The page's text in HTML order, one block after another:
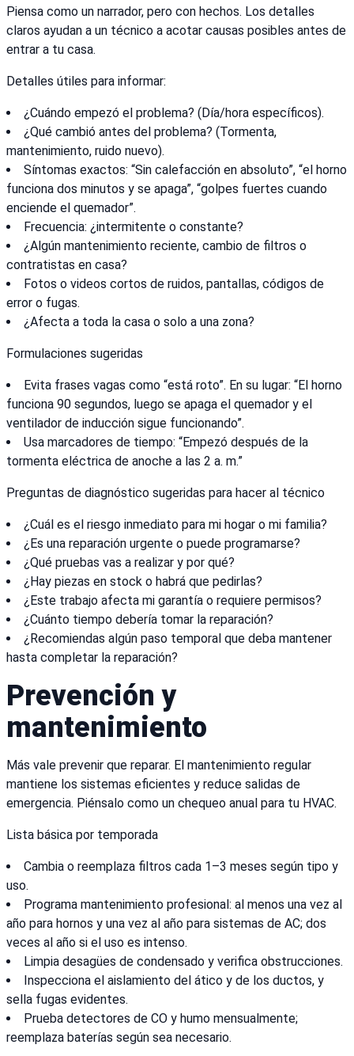
Piensa como un narrador, pero con hechos. Los detalles
claros ayudan a un técnico a acotar causas posibles antes de
entrar a tu casa.
Detalles útiles para informar:
¿Cuándo empezó el problema? (Día/hora específicos).
¿Qué cambió antes del problema? (Tormenta,
mantenimiento, ruido nuevo).
Síntomas exactos: “Sin calefacción en absoluto”, “el horno
funciona dos minutos y se apaga”, “golpes fuertes cuando
enciende el quemador”.
Frecuencia: ¿intermitente o constante?
¿Algún mantenimiento reciente, cambio de filtros o
contratistas en casa?
Fotos o videos cortos de ruidos, pantallas, códigos de
error o fugas.
¿Afecta a toda la casa o solo a una zona?
Formulaciones sugeridas
Evita frases vagas como “está roto”. En su lugar: “El horno
funciona 90 segundos, luego se apaga el quemador y el
ventilador de inducción sigue funcionando”.
Usa marcadores de tiempo: “Empezó después de la
tormenta eléctrica de anoche a las 2 a. m.”
Preguntas de diagnóstico sugeridas para hacer al técnico
¿Cuál es el riesgo inmediato para mi hogar o mi familia?
¿Es una reparación urgente o puede programarse?
¿Qué pruebas vas a realizar y por qué?
¿Hay piezas en stock o habrá que pedirlas?
¿Este trabajo afecta mi garantía o requiere permisos?
¿Cuánto tiempo debería tomar la reparación?
¿Recomiendas algún paso temporal que deba mantener
hasta completar la reparación?
Prevención y
mantenimiento
Más vale prevenir que reparar. El mantenimiento regular
mantiene los sistemas eficientes y reduce salidas de
emergencia. Piénsalo como un chequeo anual para tu HVAC.
Lista básica por temporada
Cambia o reemplaza filtros cada 1–3 meses según tipo y
uso.
Programa mantenimiento profesional: al menos una vez al
año para hornos y una vez al año para sistemas de AC; dos
veces al año si el uso es intenso.
Limpia desagües de condensado y verifica obstrucciones.
Inspecciona el aislamiento del ático y de los ductos, y
sella fugas evidentes.
Prueba detectores de CO y humo mensualmente;
reemplaza baterías según sea necesario.